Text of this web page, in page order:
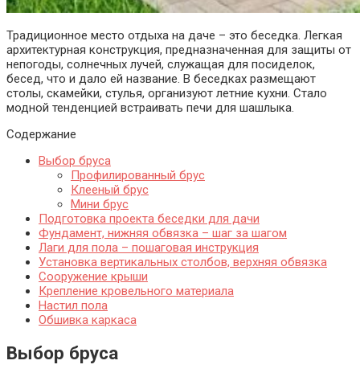
Традиционное место отдыха на даче – это беседка. Легкая
архитектурная конструкция, предназначенная для защиты от
непогоды, солнечных лучей, служащая для посиделок,
бесед, что и дало ей название. В беседках размещают
столы, скамейки, стулья, организуют летние кухни. Стало
модной тенденцией встраивать печи для шашлыка.
Содержание
Выбор бруса
Профилированный брус
Клееный брус
Мини брус
Подготовка проекта беседки для дачи
Фундамент, нижняя обвязка – шаг за шагом
Лаги для пола – пошаговая инструкция
Установка вертикальных столбов, верхняя обвязка
Сооружение крыши
Крепление кровельного материала
Настил пола
Обшивка каркаса
Выбор бруса